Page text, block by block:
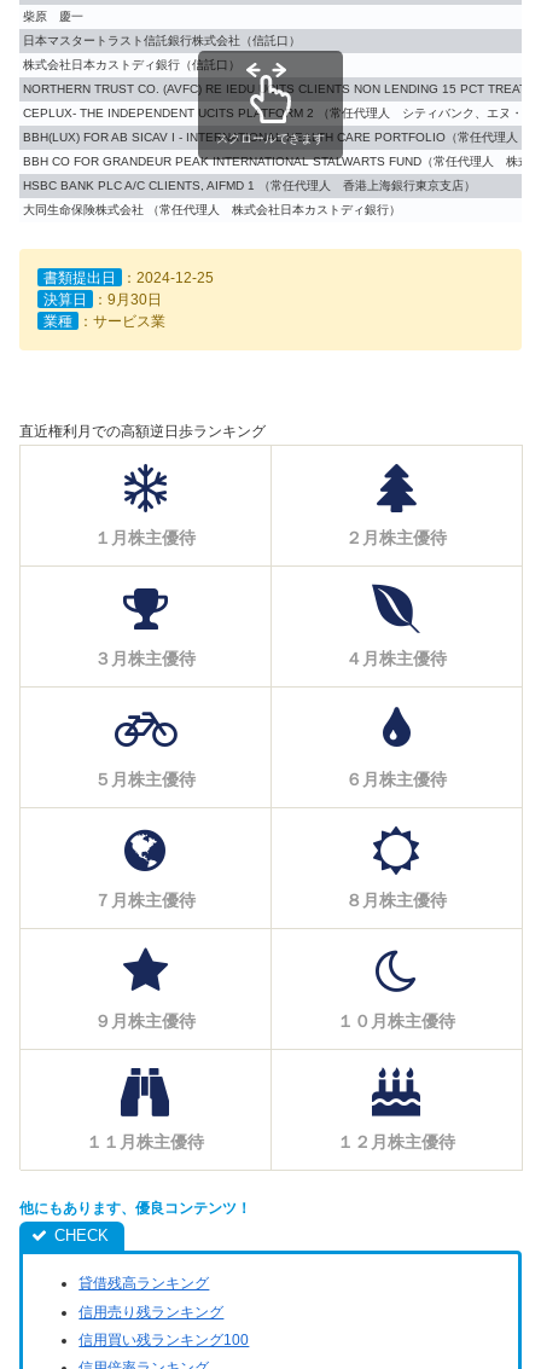
柴原 慶一
日本マスタートラスト信託銀行株式会社（信託口）
株式会社日本カストディ銀行（信託口）
NORTHERN TRUST CO. (AVFC) RE IEDU UCITS CLIENTS NON LENDING 15 PCT
CEPLUX- THE INDEPENDENT UCITS PLATFORM 2 （常任代理人 シティバンク、エヌ・エ
BBH(LUX) FOR AB SICAV I - INTERNATIONAL HEALTH CARE PORTFOLIO（常任代理人
BBH CO FOR GRANDEUR PEAK INTERNATIONAL STALWARTS FUND（常任代理人 株式
HSBC BANK PLC A/C CLIENTS, AIFMD 1 （常任代理人 香港上海銀行東京支店）
大同生命保険株式会社 （常任代理人 株式会社日本カストディ銀行）
スクロールできます
書類提出日
：2024-12-25
決算日
：9月30日
業種
：サービス業
直近権利月での高額逆日歩ランキング
１月株主優待 ２月株主優待
３月株主優待 ４月株主優待
５月株主優待 ６月株主優待
７月株主優待 ８月株主優待
９月株主優待 １０月株主優待
１１月株主優待 １２月株主優待
他にもあります、優良コンテンツ！
貸借残高ランキング
信用売り残ランキング
信用買い残ランキング100